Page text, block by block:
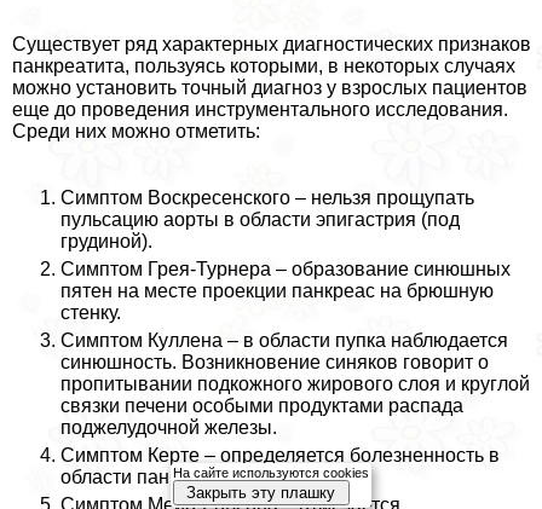
Существует ряд характерных диагностических признаков
панкреатита, пользуясь которыми, в некоторых случаях
можно установить точный диагноз у взрослых пациентов
еще до проведения инструментального исследования.
Среди них можно отметить:
Симптом Воскресенского – нельзя прощупать
пульсацию аорты в области эпигастрия (под
грудиной).
Симптом Грея-Турнера – образование синюшных
пятен на месте проекции панкреас на брюшную
стенку.
Симптом Куллена – в области пупка наблюдается
синюшность. Возникновение синяков говорит о
пропитывании подкожного жирового слоя и круглой
связки печени особыми продуктами распада
поджелудочной железы.
Симптом Керте – определяется болезненность в
области панкреас.На сайте используются cookies
Закрыть эту плашку